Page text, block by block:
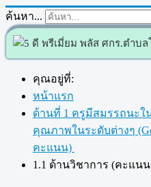
ค้นหา...
คุณอยู่ที่:
หน้าแรก
ด้านที่ 1 ครูมีสมรรถนะใ
คุณภาพในระดับต่างๆ
คะแนน)
1.1 ด้านวิชาการ (คะแน